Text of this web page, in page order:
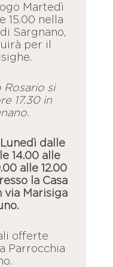
Martedì
15.00 nella
Sargnano,
per il
Rosario si
17.30 in
dalle
14.00 alle
alle 12.00
la Casa
via Marisiga
offerte
Parrocchia